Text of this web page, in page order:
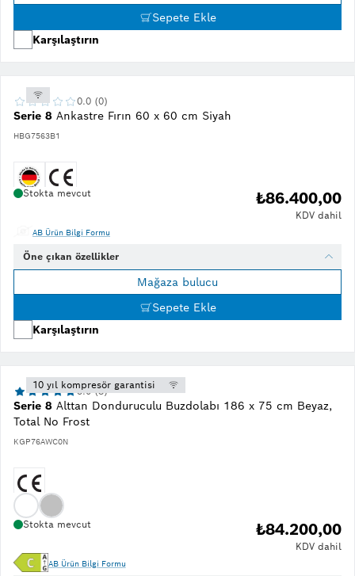
Sepete Ekle
Karşılaştırın
Serie 8 Ankastre Fırın 60 x 60 cm Siyah
HBG7563B1
0.0 (0)
Stokta mevcut ₺86.400,00
KDV dahil
AB Ürün Bilgi Formu
Öne çıkan özellikler
Mağaza bulucu
Sepete Ekle
Karşılaştırın
Serie 8 Alttan Donduruculu Buzdolabı 186 x 75 cm Beyaz,
Total No Frost
KGP76AWC0N
5.0 (3)
10 yıl kompresör garantisi
Stokta mevcut ₺84.200,00
KDV dahil
AB Ürün Bilgi Formu